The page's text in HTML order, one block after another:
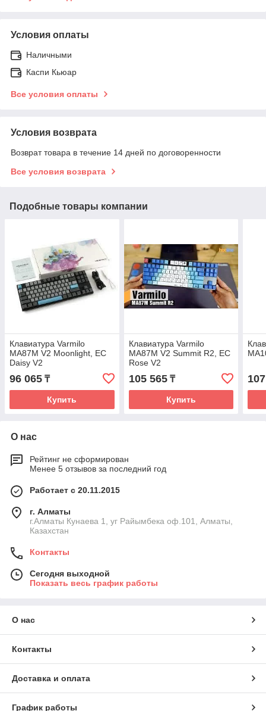
Условия оплаты
Наличными
Каспи Кьюар
Все условия оплаты
Условия возврата
Возврат товара в течение 14 дней по договоренности
Все условия возврата
Подобные товары компании
Клавиатура Varmilo
MA87M V2 Moonlight, EC
Daisy V2
96 065 ₸
Купить
Клавиатура Varmilo
MA87M V2 Summit R2, EC
Rose V2
105 565₸
Купить
О нас
Рейтинг не сформирован
Менее 5 отзывов за последний год
Работает с 20.11.2015
г. Алматы
г.Алматы Кунаева 1, уг Райымбека оф.101, Алматы,
Казахстан
Контакты
Сегодня выходной
Показать весь график работы
О нас
Контакты
Доставка и оплата
График работы